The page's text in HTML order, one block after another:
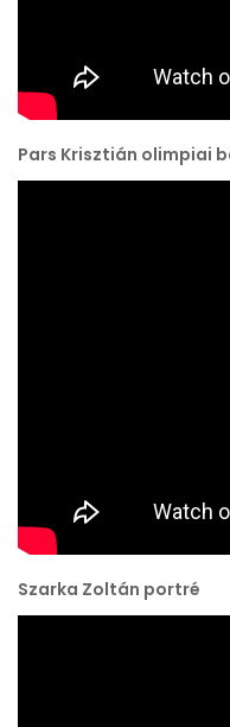
Pars Krisztián olimpiai
Szarka Zoltán portré